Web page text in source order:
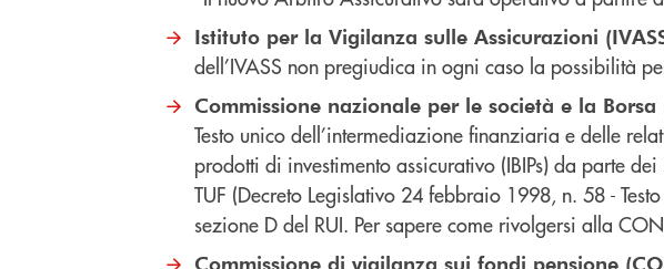
Istituto per la Vigilanza sulle Assicurazioni
dell’IVASS non pregiudica in ogni caso la possibilità
Commissione nazionale per le società e la Borsa
Testo unico dell’intermediazione finanziaria e delle
prodotti di investimento assicurativo (IBIPs) da parte
TUF (Decreto Legislativo 24 febbraio 1998, n. 58 -
sezione D del RUI. Per sapere come rivolgersi alla
Commissione di vigilanza sui fondi pensione